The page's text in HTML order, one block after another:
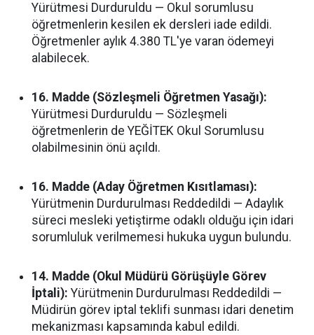
Yürütmesi Durduruldu — Okul sorumlusu
öğretmenlerin kesilen ek dersleri iade edildi.
Öğretmenler aylık 4.380 TL'ye varan ödemeyi
alabilecek.
16. Madde (Sözleşmeli Öğretmen Yasağı):
Yürütmesi Durduruldu — Sözleşmeli
öğretmenlerin de YEĞİTEK Okul Sorumlusu
olabilmesinin önü açıldı.
16. Madde (Aday Öğretmen Kısıtlaması):
Yürütmenin Durdurulması Reddedildi — Adaylık
süreci mesleki yetiştirme odaklı olduğu için idari
sorumluluk verilmemesi hukuka uygun bulundu.
14. Madde (Okul Müdürü Görüşüyle Görev
İptali): Yürütmenin Durdurulması Reddedildi —
Müdirün görev iptal teklifi sunması idari denetim
mekanizması kapsamında kabul edildi.